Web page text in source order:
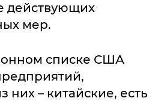
действующих
мер.
списке США
них – китайские, есть